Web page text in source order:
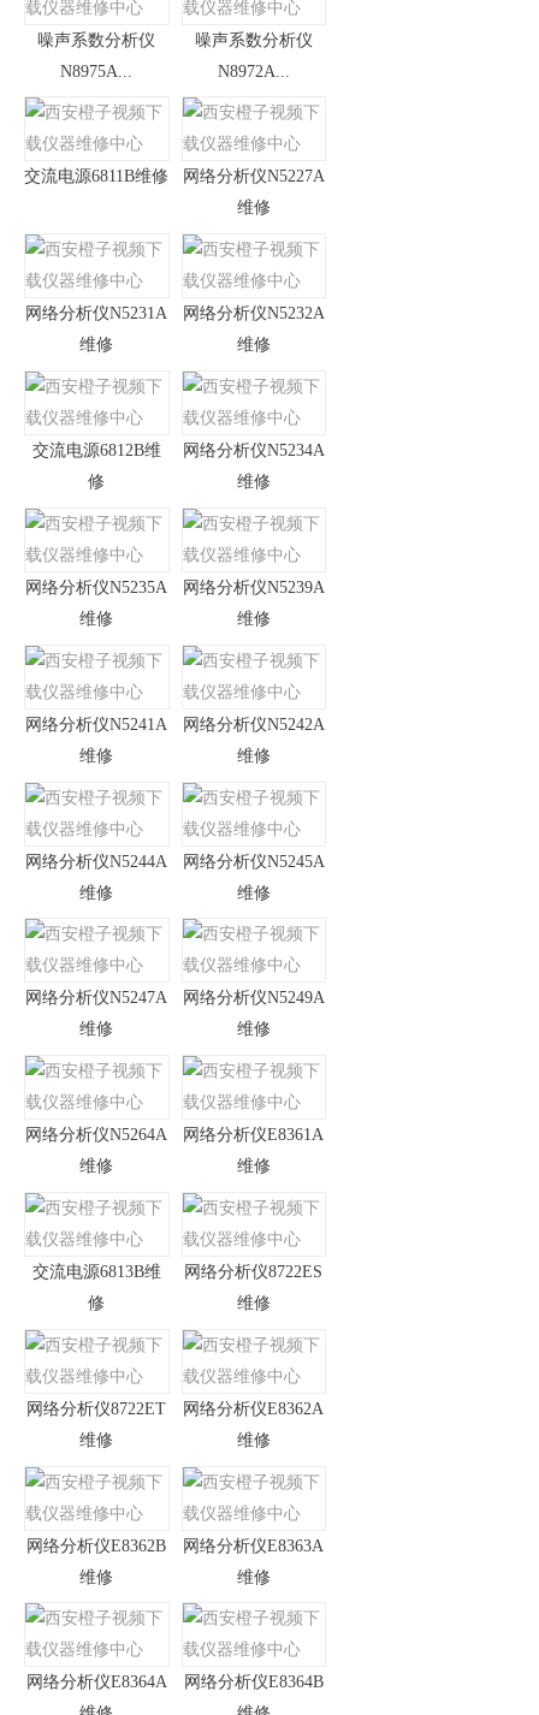
噪声系数分析仪
N8975A...
噪声系数分析仪
N8972A...
交流电源6811B维修
网络分析仪N5227A
维修
网络分析仪N5231A
维修
网络分析仪N5232A
维修
交流电源6812B维
修
网络分析仪N5234A
维修
网络分析仪N5235A
维修
网络分析仪N5239A
维修
网络分析仪N5241A
维修
网络分析仪N5242A
维修
网络分析仪N5244A
维修
网络分析仪N5245A
维修
网络分析仪N5247A
维修
网络分析仪N5249A
维修
网络分析仪N5264A
维修
网络分析仪E8361A
维修
交流电源6813B维
修
网络分析仪8722ES
维修
网络分析仪8722ET
维修
网络分析仪E8362A
维修
网络分析仪E8362B
维修
网络分析仪E8363A
维修
网络分析仪E8364A
网络分析仪E8364B